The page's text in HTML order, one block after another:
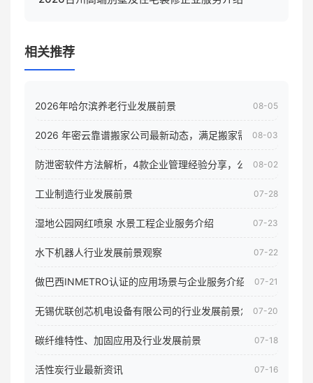
相关推荐
2026年哈尔滨养老行业发展前景 08-05
2026 年密云靠谱搬家公司最新动态，满足搬家需求！08-03
防泄密软件方法解析，4款企业管理经验分享，公司员工电脑核
08-02
工业制造行业发展前景 07-28
湿地公园网红喷泉 水景工程企业服务介绍 07-23
水下机器人行业发展前景观察 07-22
做巴西INMETRO认证的应用场景与企业服务介绍 07-21
无锡优联创芯机电设备有限公司的行业发展前景怎样07-20
碳纤维特性、加固应用及行业发展前景 07-18
活性炭行业最新资讯 07-16